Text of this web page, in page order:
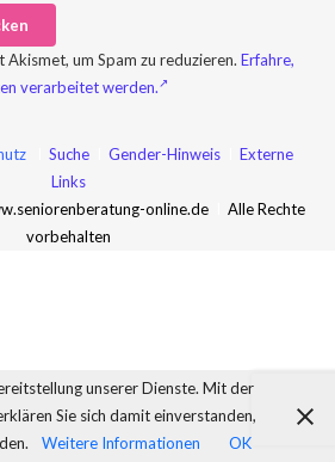
um Spam zu reduzieren. Erfahre,
verarbeitet werden.
Suche Gender-Hinweis
Externe
Links
online.de
Alle Rechte
vorbehalten
unserer Dienste. Mit der
Sie sich damit einverstanden,
Weitere Informationen OK